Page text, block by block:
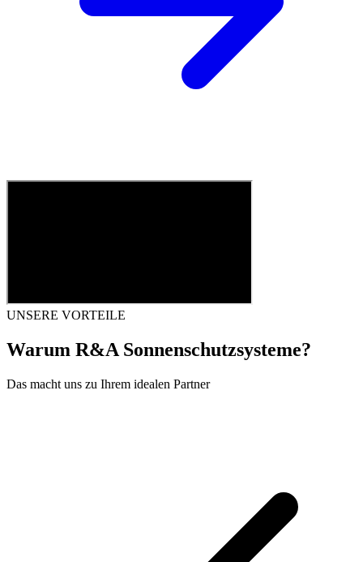
UNSERE VORTEILE
Warum R&A Sonnenschutzsysteme?
Das macht uns zu Ihrem idealen Partner